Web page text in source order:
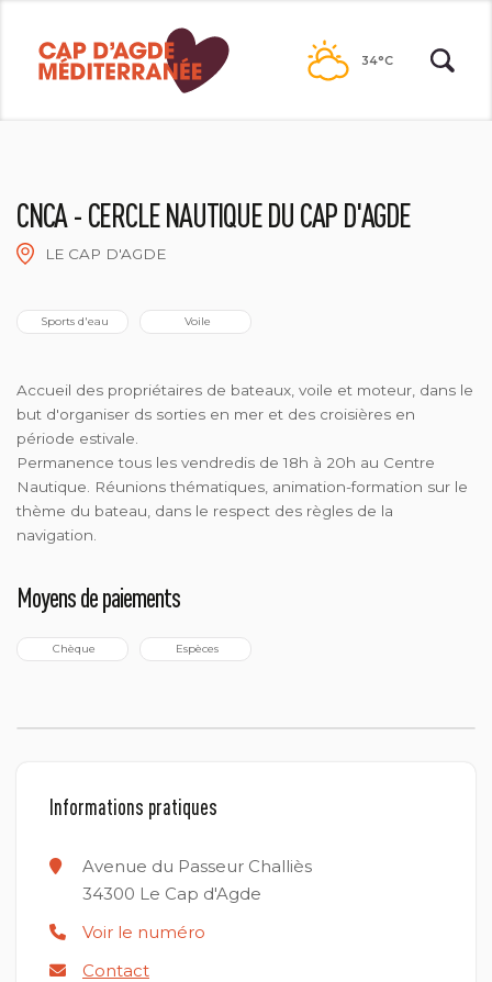
contenu
34°C
CNCA - CERCLE NAUTIQUE DU CAP D'AGDE
LE CAP D'AGDE
Sports d'eau Voile
Accueil des propriétaires de bateaux, voile et moteur, dans le
but d'organiser ds sorties en mer et des croisières en
période estivale.
Permanence tous les vendredis de 18h à 20h au Centre
Nautique. Réunions thématiques, animation-formation sur le
thème du bateau, dans le respect des règles de la
navigation.
Moyens de paiements
Chèque Espèces
Informations pratiques
Avenue du Passeur Challiès
34300 Le Cap d'Agde
Voir le numéro
Contact